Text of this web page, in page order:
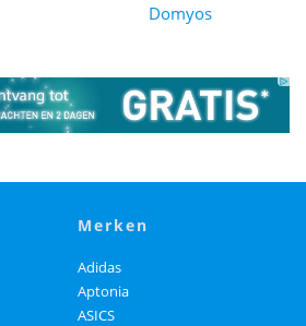
Domyos
merken
Adidas
Aptonia
ASICS